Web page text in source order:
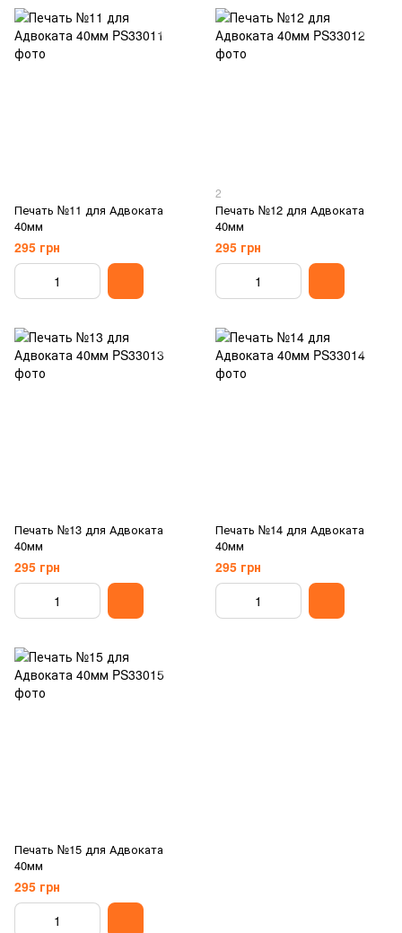
Печать №11 для Адвоката
40мм
295 грн
2
Печать №12 для Адвоката
40мм
295 грн
Печать №13 для Адвоката
40мм
295 грн
Печать №14 для Адвоката
40мм
295 грн
Печать №15 для Адвоката
40мм
295 грн